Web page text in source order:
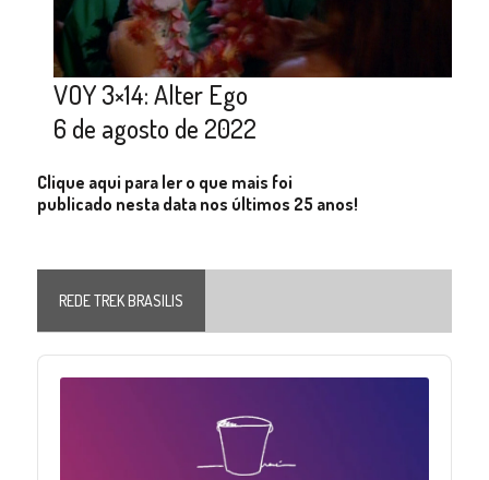
VOY 3×14: Alter Ego
6 de agosto de 2022
Clique aqui para ler o que mais foi
publicado nesta data nos últimos 25 anos!
REDE TREK BRASILIS
Audio
Player